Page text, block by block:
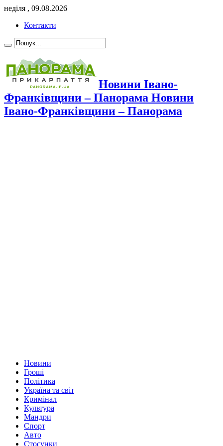
неділя , 09.08.2026
Контакти
Новини Івано-
Франківщини – Панорама Новини
Івано-Франківщини – Панорама
Новини
Гроші
Політика
Україна та світ
Кримінал
Культура
Мандри
Спорт
Авто
Стосунки